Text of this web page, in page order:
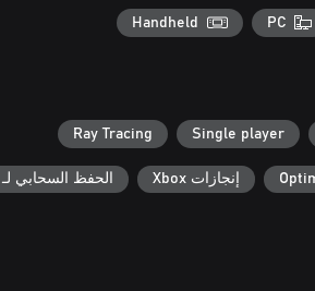
PC
Handheld
Single player
Ray Tracing
إنجازات Xbox الحفظ السحابي لـ Xbox